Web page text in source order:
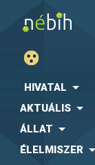
HIVATAL
AKTUÁLIS
ÁLLAT
ÉLELMISZER